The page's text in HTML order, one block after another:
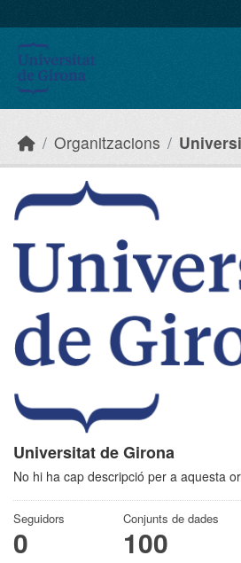
Organitzacions
Universitat de Girona
No hi ha cap descripció per a aquesta
Seguidors
0
Conjunts de dades
100